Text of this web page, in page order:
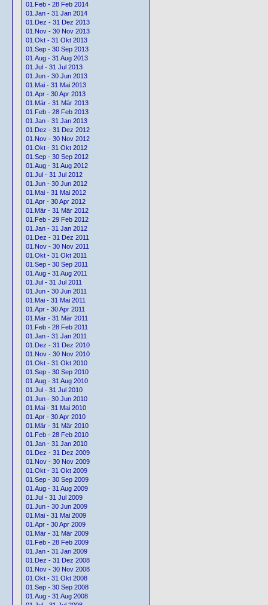
01.Feb - 28 Feb 2014
01.Jan - 31 Jan 2014
01.Dez - 31 Dez 2013
01.Nov - 30 Nov 2013
01.Okt - 31 Okt 2013
01.Sep - 30 Sep 2013
01.Aug - 31 Aug 2013
01.Jul - 31 Jul 2013
01.Jun - 30 Jun 2013
01.Mai - 31 Mai 2013
01.Apr - 30 Apr 2013
01.Mär - 31 Mär 2013
01.Feb - 28 Feb 2013
01.Jan - 31 Jan 2013
01.Dez - 31 Dez 2012
01.Nov - 30 Nov 2012
01.Okt - 31 Okt 2012
01.Sep - 30 Sep 2012
01.Aug - 31 Aug 2012
01.Jul - 31 Jul 2012
01.Jun - 30 Jun 2012
01.Mai - 31 Mai 2012
01.Apr - 30 Apr 2012
01.Mär - 31 Mär 2012
01.Feb - 29 Feb 2012
01.Jan - 31 Jan 2012
01.Dez - 31 Dez 2011
01.Nov - 30 Nov 2011
01.Okt - 31 Okt 2011
01.Sep - 30 Sep 2011
01.Aug - 31 Aug 2011
01.Jul - 31 Jul 2011
01.Jun - 30 Jun 2011
01.Mai - 31 Mai 2011
01.Apr - 30 Apr 2011
01.Mär - 31 Mär 2011
01.Feb - 28 Feb 2011
01.Jan - 31 Jan 2011
01.Dez - 31 Dez 2010
01.Nov - 30 Nov 2010
01.Okt - 31 Okt 2010
01.Sep - 30 Sep 2010
01.Aug - 31 Aug 2010
01.Jul - 31 Jul 2010
01.Jun - 30 Jun 2010
01.Mai - 31 Mai 2010
01.Apr - 30 Apr 2010
01.Mär - 31 Mär 2010
01.Feb - 28 Feb 2010
01.Jan - 31 Jan 2010
01.Dez - 31 Dez 2009
01.Nov - 30 Nov 2009
01.Okt - 31 Okt 2009
01.Sep - 30 Sep 2009
01.Aug - 31 Aug 2009
01.Jul - 31 Jul 2009
01.Jun - 30 Jun 2009
01.Mai - 31 Mai 2009
01.Apr - 30 Apr 2009
01.Mär - 31 Mär 2009
01.Feb - 28 Feb 2009
01.Jan - 31 Jan 2009
01.Dez - 31 Dez 2008
01.Nov - 30 Nov 2008
01.Okt - 31 Okt 2008
01.Sep - 30 Sep 2008
01.Aug - 31 Aug 2008